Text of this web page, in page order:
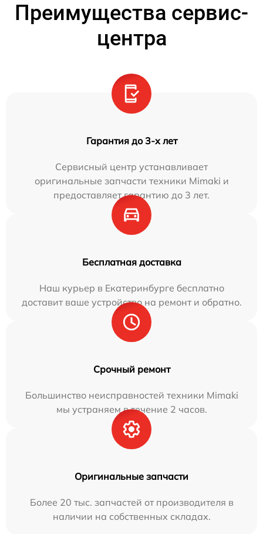
Преимущества сервис-
центра
Гарантия до 3-х лет
Сервисный центр устанавливает
оригинальные запчасти техники Mimaki и
предоставляет гарантию до 3 лет.
Бесплатная доставка
Наш курьер в Екатеринбурге бесплатно
доставит ваше устройство на ремонт и обратно.
Срочный ремонт
Большинство неисправностей техники Mimaki
мы устраняем в течение 2 часов.
Оригинальные запчасти
Более 20 тыс. запчастей от производителя в
наличии на собственных складах.